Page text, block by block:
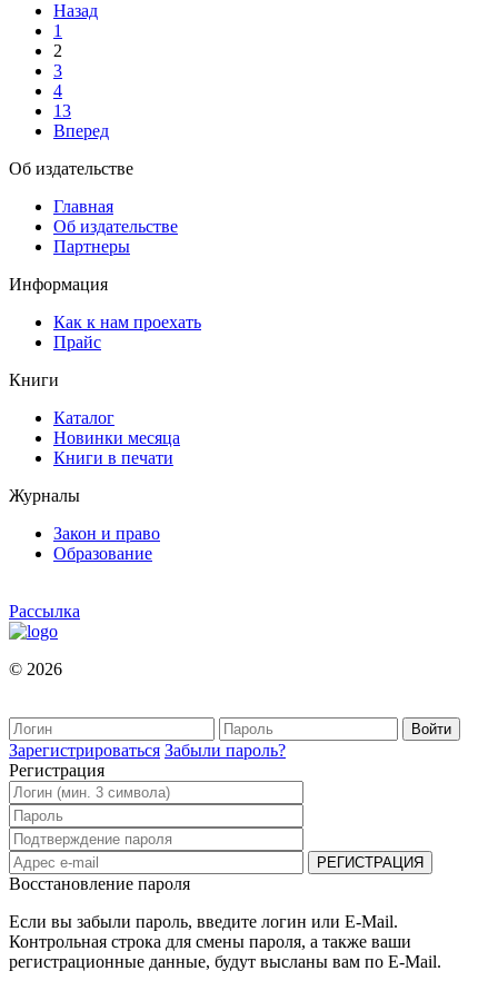
Назад
1
2
3
4
13
Вперед
Об издательстве
Главная
Об издательстве
Партнеры
Информация
Как к нам проехать
Прайс
Книги
Каталог
Новинки месяца
Книги в печати
Журналы
Закон и право
Образование
Рассылка
© 2026
Зарегистрироваться Забыли пароль?
Регистрация
Восстановление пароля
Если вы забыли пароль, введите логин или E-Mail.
Контрольная строка для смены пароля, а также ваши
регистрационные данные, будут высланы вам по E-Mail.